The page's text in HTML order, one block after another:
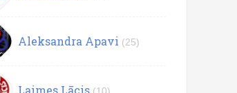
Aleksandra Apavi (25)
Laimes Lācis (10)